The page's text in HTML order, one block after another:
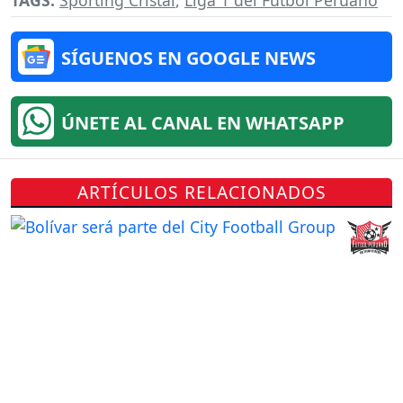
SÍGUENOS EN GOOGLE NEWS
ÚNETE AL CANAL EN WHATSAPP
ARTÍCULOS RELACIONADOS